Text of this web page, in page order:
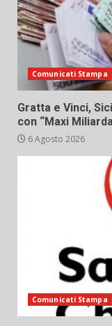
Comunicati Stampa
Gratta e Vinci,
con “Maxi
6 Agosto 2026
Comunicati Stampa